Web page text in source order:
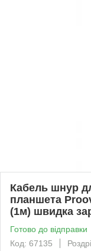
Кабель шнур
планшета
(1м) швидка
Готово до відправки
Код: 67135